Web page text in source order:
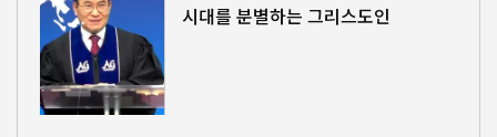
시대를 분별하는 그리스도인